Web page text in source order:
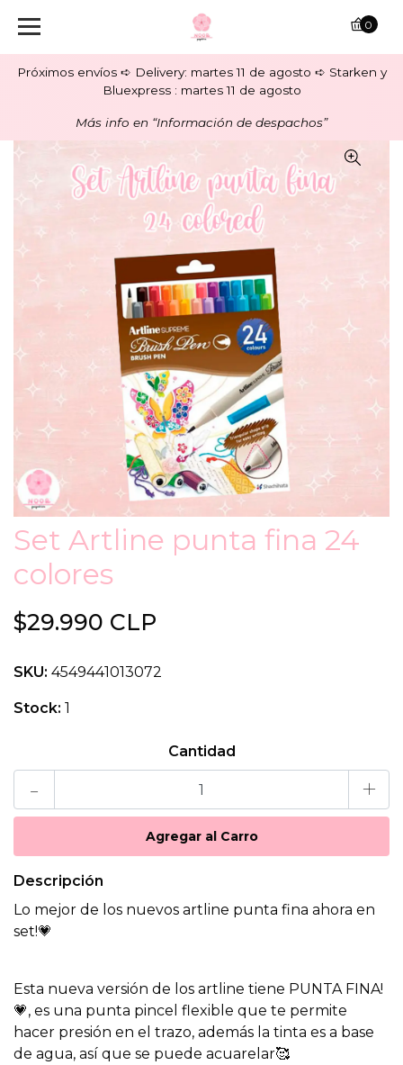
Próximos envíos ➪ Delivery: martes 11 de agosto ➪ Starken y
Bluexpress : martes 11 de agosto
Más info en “Información de despachos”
0
Set Artline punta fina 24
colores
$29.990 CLP
SKU: 4549441013072
Stock: 1
Cantidad
- +
Descripción
Lo mejor de los nuevos artline punta fina ahora en
set!💗
Esta nueva versión de los artline tiene PUNTA FINA!
💗, es una punta pincel flexible que te permite
hacer presión en el trazo, además la tinta es a base
de agua, así que se puede acuarelar🥰